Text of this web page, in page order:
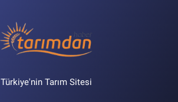
Türkiye'nin Tarım Sitesi